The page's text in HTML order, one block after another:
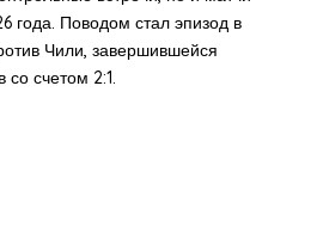
года. Поводом стал эпизод в
Чили, завершившейся
со счетом 2:1.